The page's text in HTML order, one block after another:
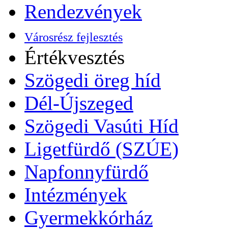
Rendezvények
Városrész fejlesztés
Értékvesztés
Szögedi öreg híd
Dél-Újszeged
Szögedi Vasúti Híd
Ligetfürdő (SZÚE)
Napfonnyfürdő
Intézmények
Gyermekkórház